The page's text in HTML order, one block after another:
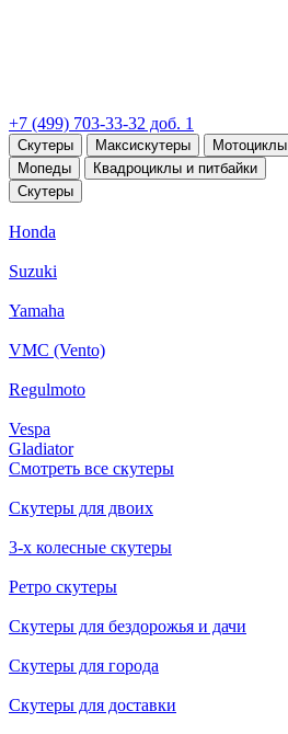
+7 (499) 703-33-32 доб. 1
Скутеры Максискутеры Мотоциклы
Мопеды
Квадроциклы и питбайки
Скутеры
Honda
Suzuki
Yamaha
VMC (Vento)
Regulmoto
Vespa
Gladiator
Смотреть все скутеры
Скутеры для двоих
3-х колесные скутеры
Ретро скутеры
Скутеры для бездорожья и дачи
Скутеры для города
Скутеры для доставки